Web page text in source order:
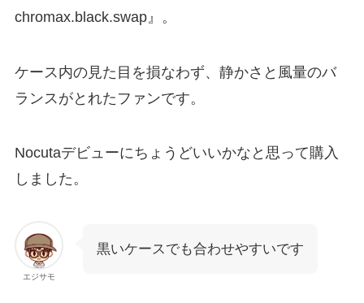
chromax.black.swap』。
ケース内の見た目を損なわず、静かさと風量のバ
ランスがとれたファンです。
Nocutaデビューにちょうどいいかなと思って購入
しました。
エジサモ
黒いケースでも合わせやすいです